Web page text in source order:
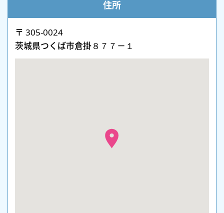
住所
〒 305-0024
茨城県つくば市倉掛８７７－１